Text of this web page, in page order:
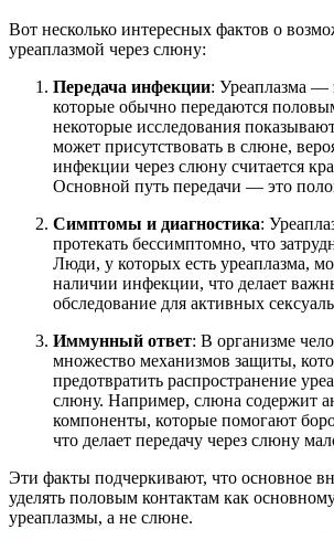
Вот несколько интересных фактов о
уреаплазмой через слюну:
Передача инфекции: Уреаплазма —
которые обычно передаются
некоторые исследования
может присутствовать в слюне,
инфекции через слюну считается
Основной путь передачи — это
Симптомы и диагностика:
протекать бессимптомно, что
Люди, у которых есть уреаплазма,
наличии инфекции, что делает
обследование для активных
Иммунный ответ: В организме
множество механизмов защиты,
предотвратить распространение
слюну. Например, слюна содержит
компоненты, которые помогают
что делает передачу через слюну
Эти факты подчеркивают, что основное
уделять половым контактам как
уреаплазмы, а не слюне.